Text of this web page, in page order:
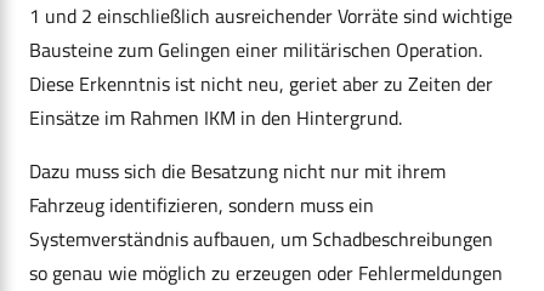
1 und 2 einschließlich ausreichender Vorräte sind wichtige
Bausteine zum Gelingen einer militärischen Operation.
Diese Erkenntnis ist nicht neu, geriet aber zu Zeiten der
Einsätze im Rahmen IKM in den Hintergrund.
Dazu muss sich die Besatzung nicht nur mit ihrem
Fahrzeug identifizieren, sondern muss ein
Systemverständnis aufbauen, um Schadbeschreibungen
so genau wie möglich zu erzeugen oder Fehlermeldungen